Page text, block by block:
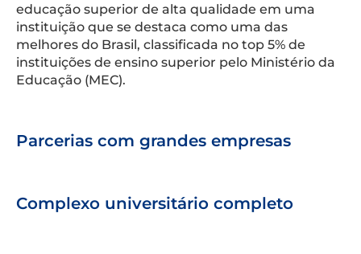
educação superior de alta qualidade em uma
instituição que se destaca como uma das
melhores do Brasil, classificada no top 5% de
instituições de ensino superior pelo Ministério da
Educação (MEC).
Parcerias com grandes empresas
Complexo universitário completo